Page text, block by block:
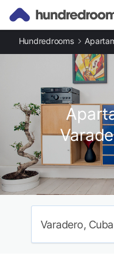
Otros tipos de
Apartamentos en
Casas rurales en
Ciudades destacadas
Apartamentos en Varadero
Apartamentos en Miami
Apartamentos en A
Apartamentos en Oviedo
Apartamentos en Punta
Apartamentos en Cáceres
Apartamentos en
Apartamentos en
Provincias destacadas
Apartamentos en
Apartamentos en Cayo
Apartamentos en
Hundredrooms
Varadero, Cuba